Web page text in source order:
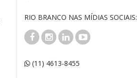
RIO BRANCO NAS MÍDIAS SOCIAIS:
(11) 4613-8455